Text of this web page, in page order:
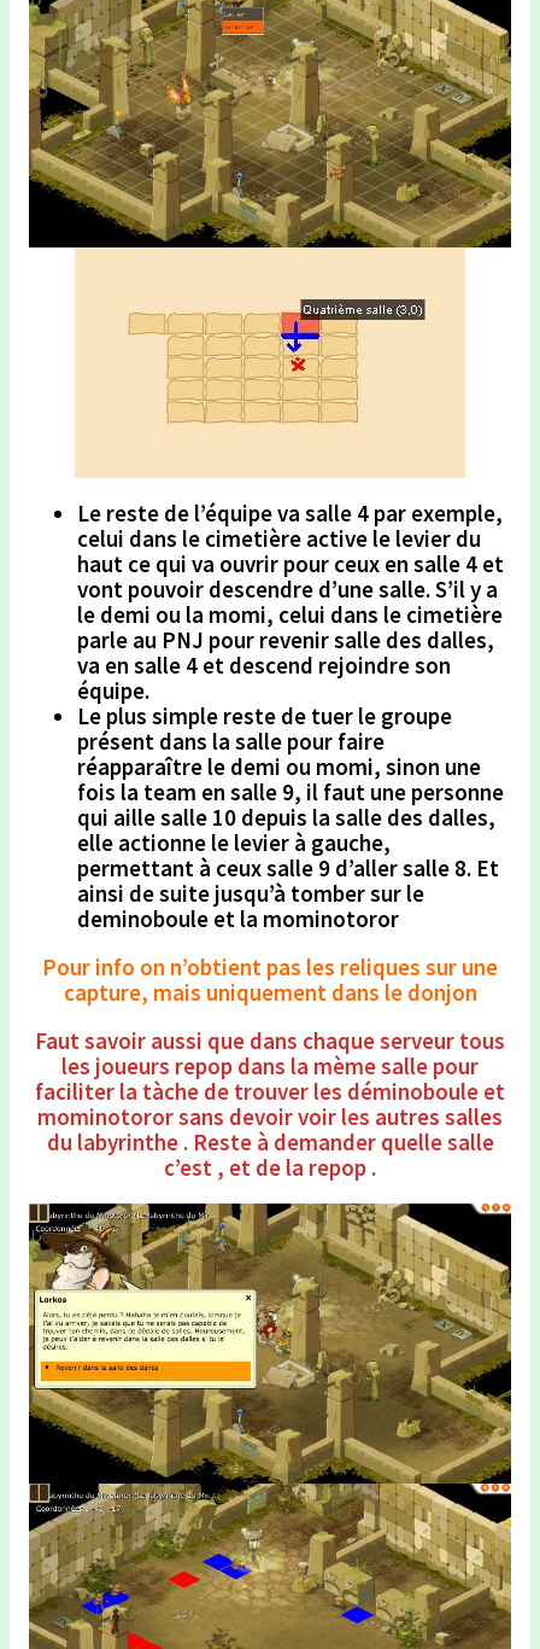
Le reste de l’équipe va salle 4 par exemple,
celui dans le cimetière active le levier du
haut ce qui va ouvrir pour ceux en salle 4 et
vont pouvoir descendre d’une salle. S’il y a
le demi ou la momi, celui dans le cimetière
parle au PNJ pour revenir salle des dalles,
va en salle 4 et descend rejoindre son
équipe.
Le plus simple reste de tuer le groupe
présent dans la salle pour faire
réapparaître le demi ou momi, sinon une
fois la team en salle 9, il faut une personne
qui aille salle 10 depuis la salle des dalles,
elle actionne le levier à gauche,
permettant à ceux salle 9 d’aller salle 8. Et
ainsi de suite jusqu’à tomber sur le
deminoboule et la mominotoror
Pour info on n’obtient pas les reliques sur une
capture, mais uniquement dans le donjon
Faut savoir aussi que dans chaque serveur tous
les joueurs repop dans la mème salle pour
faciliter la tàche de trouver les déminoboule et
mominotoror sans devoir voir les autres salles
du labyrinthe . Reste à demander quelle salle
c’est , et de la repop .